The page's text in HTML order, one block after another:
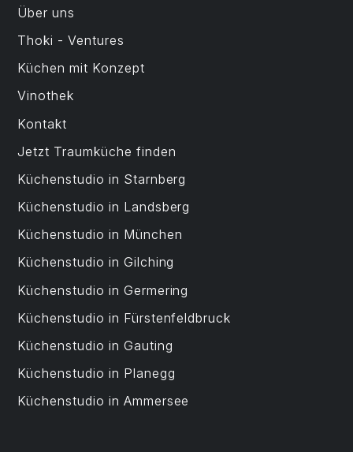
Über uns
Thoki - Ventures
Küchen mit Konzept
Vinothek
Kontakt
Jetzt Traumküche finden
Küchenstudio in Starnberg
Küchenstudio in Landsberg
Küchenstudio in München
Küchenstudio in Gilching
Küchenstudio in Germering
Küchenstudio in Fürstenfeldbruck
Küchenstudio in Gauting
Küchenstudio in Planegg
Küchenstudio in Ammersee